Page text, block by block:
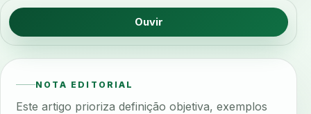
Ouvir
NOTA EDITORIAL
Este artigo prioriza definição objetiva, exemplos